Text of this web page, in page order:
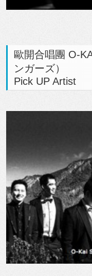
歐開合唱團 O-
ンガーズ）
Pick UP Artist